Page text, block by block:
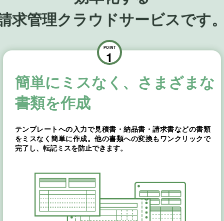
求管理クラウドサービスです
POINT
1
簡単にミスなく、さまざまな
書類を作成
テンプレートへの入力で見積書・納品書・請求書などの書類
をミスなく簡単に作成。他の書類への変換もワンクリックで
完了し、転記ミスを防止できます。